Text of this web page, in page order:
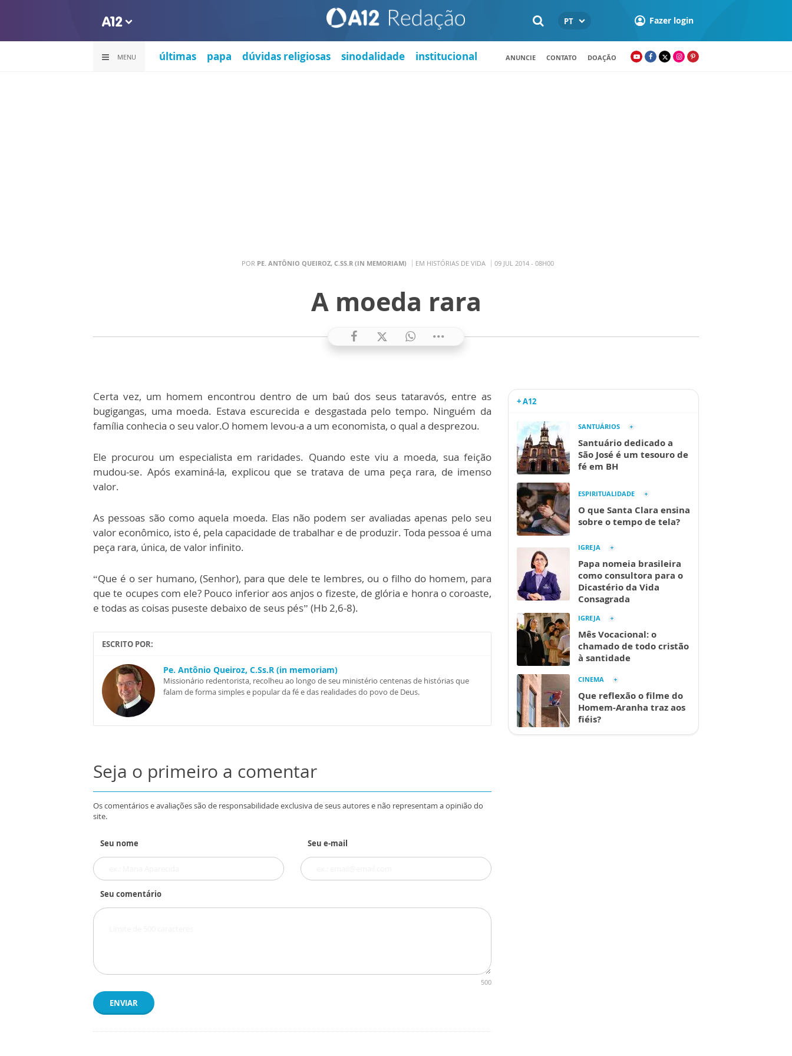
PT Fazer login
MENU últimas papa dúvidas religiosas sinodalidade institucional ANUNCIE CONTATO DOAÇÃO
POR PE. ANTÔNIO QUEIROZ, C.SS.R (IN MEMORIAM) EM HISTÓRIAS DE VIDA 09 JUL 2014 - 08H00
A moeda rara
Certa vez, um homem encontrou dentro de um baú dos seus tataravós, entre as
bugigangas, uma moeda. Estava escurecida e desgastada pelo tempo. Ninguém da
família conhecia o seu valor.O homem levou-a a um economista, o qual a desprezou.
Ele procurou um especialista em raridades. Quando este viu a moeda, sua feição
mudou-se. Após examiná-la, explicou que se tratava de uma peça rara, de imenso
valor.
As pessoas são como aquela moeda. Elas não podem ser avaliadas apenas pelo seu
valor econômico, isto é, pela capacidade de trabalhar e de produzir. Toda pessoa é uma
peça rara, única, de valor infinito.
“Que é o ser humano, (Senhor), para que dele te lembres, ou o filho do homem, para
que te ocupes com ele? Pouco inferior aos anjos o fizeste, de glória e honra o coroaste,
e todas as coisas puseste debaixo de seus pés” (Hb 2,6-8).
ESCRITO POR:
Pe. Antônio Queiroz, C.Ss.R (in memoriam)
Missionário redentorista, recolheu ao longo de seu ministério centenas de histórias que
falam de forma simples e popular da fé e das realidades do povo de Deus.
Seja o primeiro a comentar
Os comentários e avaliações são de responsabilidade exclusiva de seus autores e não representam a opinião do
site.
Seu nome Seu e-mail
Seu comentário
500
ENVIAR
+ A12
SANTUÁRIOS
Santuário dedicado a
São José é um tesouro de
fé em BH
ESPIRITUALIDADE
O que Santa Clara ensina
sobre o tempo de tela?
IGREJA
Papa nomeia brasileira
como consultora para o
Dicastério da Vida
Consagrada
IGREJA
Mês Vocacional: o
chamado de todo cristão
à santidade
CINEMA
Que reflexão o filme do
Homem-Aranha traz aos
fiéis?